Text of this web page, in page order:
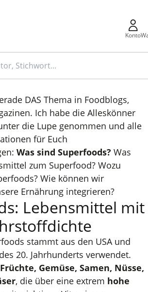
rätsel steuer So
Sylt so+klingt nino
wassermalbuch Smoothies
weltweit
Konto
DAS Thema in Foodblogs,
Ich habe die Alleskönner
die Lupe genommen und alle
für Euch
Was sind Superfoods? Was
zum Superfood? Wozu
Wie können wir
Ernährung integrieren?
Lebensmittel mit
stammt aus den USA und
20. Jahrhunderts verwendet.
Früchte, Gemüse, Samen, Nüsse,
, die über eine extrem hohe